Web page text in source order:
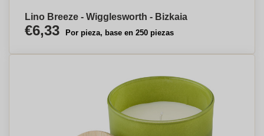
Lino Breeze - Wigglesworth - Bizkaia
€6,33 Por pieza, base en 250 piezas